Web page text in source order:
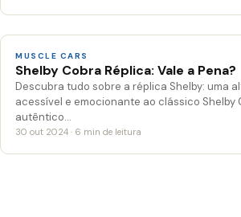
MUSCLE CARS
Shelby Cobra Réplica: Vale a Pena?
Descubra tudo sobre a réplica Shelby: uma
acessível e emocionante ao clássico Shelby
autêntico…
30 out 2024 · 6 min de leitura